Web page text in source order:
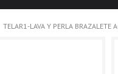
TELAR1-LAVA Y PERLA